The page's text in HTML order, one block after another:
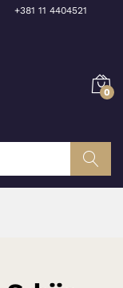
+381 11 4404521
0
Pretraga